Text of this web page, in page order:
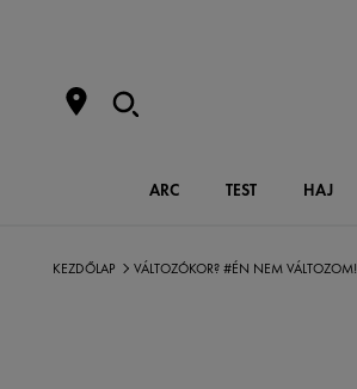
ARC TEST HAJ
KEZDŐLAP VÁLTOZÓKOR? #ÉN NEM VÁLTOZOM!